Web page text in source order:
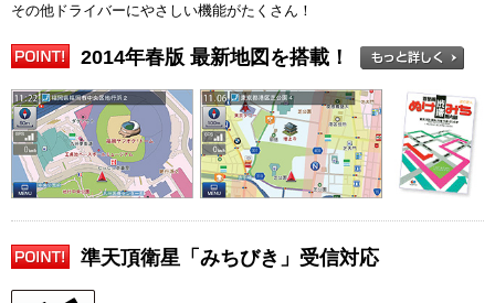
その他ドライバーにやさしい機能がたくさん！
2014年春版 最新地図を搭載！
準天頂衛星「みちびき」受信対応